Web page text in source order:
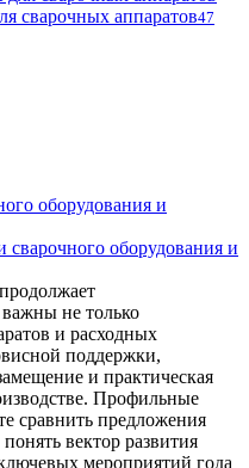
сварочных аппаратов47
оборудования и
не только
и расходных
поддержки,
и практическая
Профильные
сравнить предложения
вектор развития
мероприятий года